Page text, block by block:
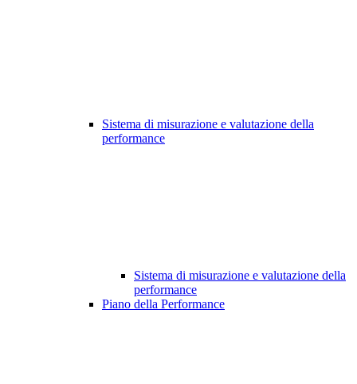
Sistema di misurazione e valutazione della
performance
Sistema di misurazione e valutazione della
performance
Piano della Performance